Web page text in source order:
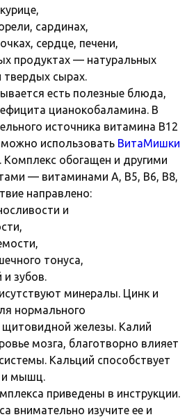
сардинах,
сердце, печени,
продуктах — натуральных
твердых сырах.
есть полезные блюда,
цианокобаламина. В
источника витамина B12
использовать ВитаМишки
. Комплекс обогащен и другими
— витаминами А, В5, В6, В8,
направлено:
и
тонуса,
и зубов.
минералы. Цинк и
нормального
железы. Калий
мозга, благотворно влияет
Кальций способствует
и мышц.
приведены в инструкции.
внимательно изучите ее и